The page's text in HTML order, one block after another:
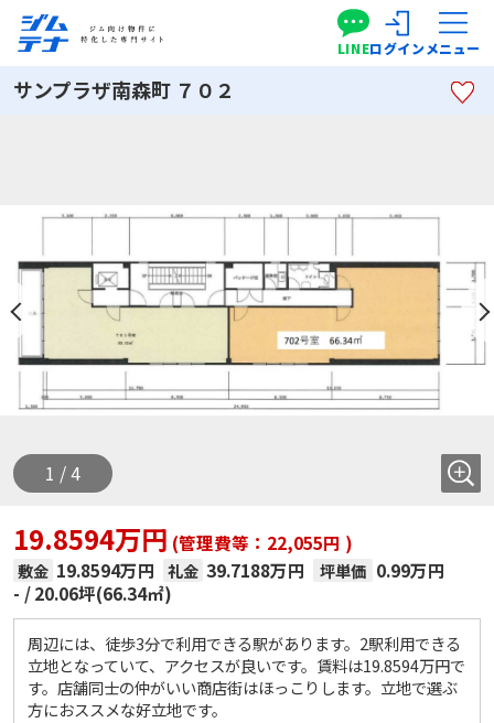
LINEログインメニュー
サンプラザ南森町 ７０２
1 / 4
19.8594万円 (管理費等：22,055円 )
敷金 19.8594万円 礼金 39.7188万円 坪単価 0.99万円
-
20.06坪(66.34㎡)
周辺には、徒歩3分で利用できる駅があります。2駅利用できる
立地となっていて、アクセスが良いです。賃料は19.8594万円で
す。店舗同士の仲がいい商店街はほっこりします。立地で選ぶ
方におススメな好立地です。